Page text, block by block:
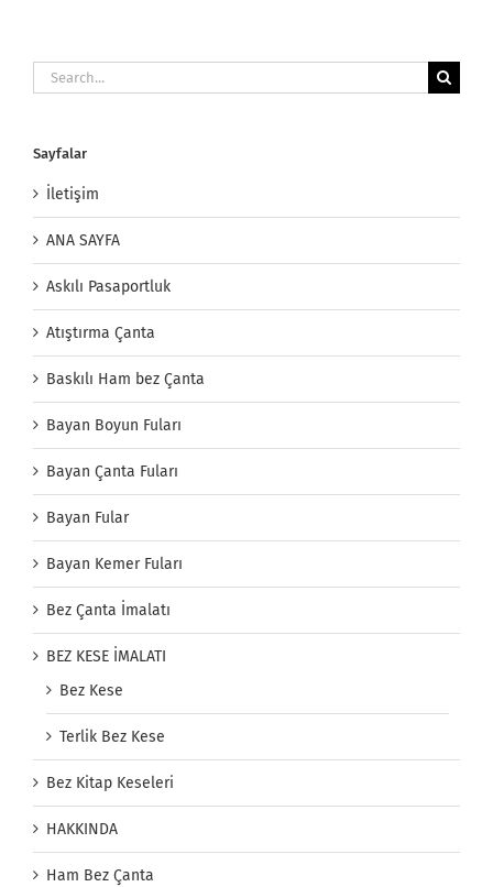
Search
for:
Sayfalar
İletişim
ANA SAYFA
Askılı Pasaportluk
Atıştırma Çanta
Baskılı Ham bez Çanta
Bayan Boyun Fuları
Bayan Çanta Fuları
Bayan Fular
Bayan Kemer Fuları
Bez Çanta İmalatı
BEZ KESE İMALATI
Bez Kese
Terlik Bez Kese
Bez Kitap Keseleri
HAKKINDA
Ham Bez Çanta